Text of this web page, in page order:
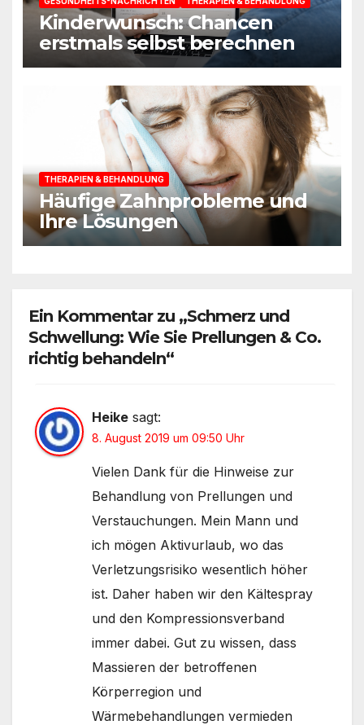
Kinderwunsch: Chancen
erstmals selbst berechnen
THERAPIEN & BEHANDLUNG
Häufige Zahnprobleme und
Ihre Lösungen
Ein Kommentar zu „Schmerz und
Schwellung: Wie Sie Prellungen & Co.
richtig behandeln“
Heike sagt:
8. August 2019 um 09:50 Uhr
Vielen Dank für die Hinweise zur
Behandlung von Prellungen und
Verstauchungen. Mein Mann und
ich mögen Aktivurlaub, wo das
Verletzungsrisiko wesentlich höher
ist. Daher haben wir den Kältespray
und den Kompressionsverband
immer dabei. Gut zu wissen, dass
Massieren der betroffenen
Körperregion und
Wärmebehandlungen vermieden